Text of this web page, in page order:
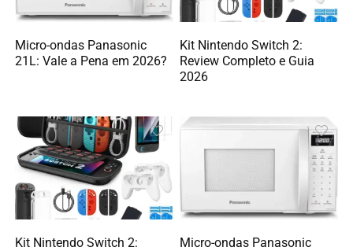
Micro-ondas Panasonic
21L: Vale a Pena em 2026?
Kit Nintendo Switch 2:
Review Completo e Guia
2026
Kit Nintendo Switch 2: Micro-ondas Panasonic